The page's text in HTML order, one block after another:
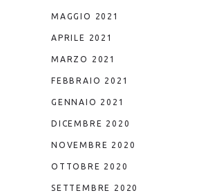
MAGGIO 2021
APRILE 2021
MARZO 2021
FEBBRAIO 2021
GENNAIO 2021
DICEMBRE 2020
NOVEMBRE 2020
OTTOBRE 2020
SETTEMBRE 2020